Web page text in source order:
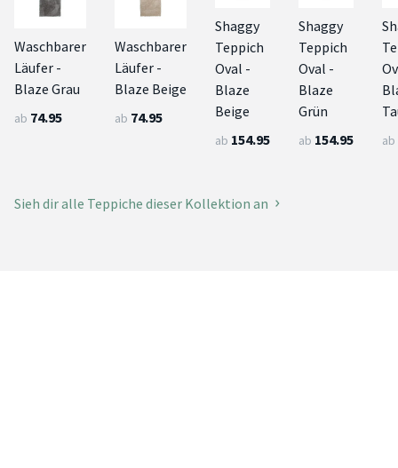
Waschbarer
Läufer -
Blaze Grau
ab 74.95
Waschbarer
Läufer -
Blaze Beige
ab 74.95
Shaggy
Teppich
Oval -
Blaze
Beige
ab 154.95
Shaggy
Teppich
Oval -
Blaze
Grün
ab 154.95 ab
Sieh dir alle Teppiche dieser Kollektion an